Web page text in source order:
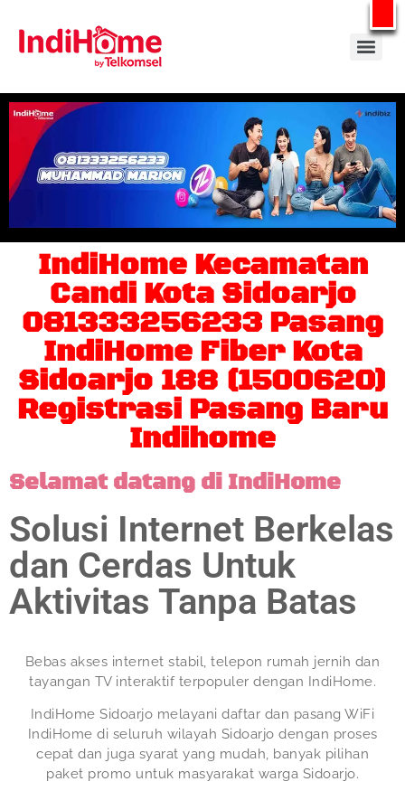
Gratis Pasang Dengan Bayar PDD2 | WiFi 200Rb an By Telkomsel
IndiHome Kecamatan
Candi Kota Sidoarjo
081333256233 Pasang
IndiHome Fiber Kota
Sidoarjo 188 (1500620)
Registrasi Pasang Baru
Indihome
Selamat datang di IndiHome
Solusi Internet Berkelas
dan Cerdas Untuk
Aktivitas Tanpa Batas
Bebas akses internet stabil, telepon rumah jernih dan
tayangan TV interaktif terpopuler dengan IndiHome.
IndiHome Sidoarjo melayani daftar dan pasang WiFi
IndiHome di seluruh wilayah Sidoarjo dengan proses
cepat dan juga syarat yang mudah, banyak pilihan
paket promo untuk masyarakat warga Sidoarjo.